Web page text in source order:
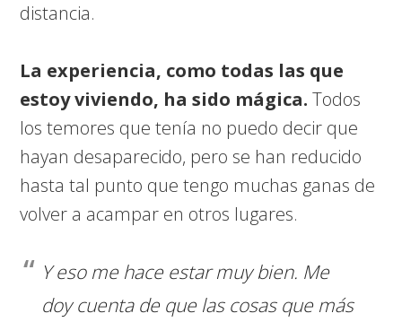
distancia.
La experiencia, como todas las que
estoy viviendo, ha sido mágica.Todos
los temores que tenía no puedo decir que
hayan desaparecido, pero se han reducido
hasta tal punto que tengo muchas ganas de
volver a acampar en otros lugares.
Y eso me hace estar muy bien. Me
doy cuenta de que las cosas que más